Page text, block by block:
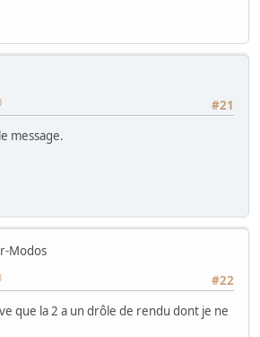
#21
message.
Modos
#22
que la 2 a un drôle de rendu dont je ne